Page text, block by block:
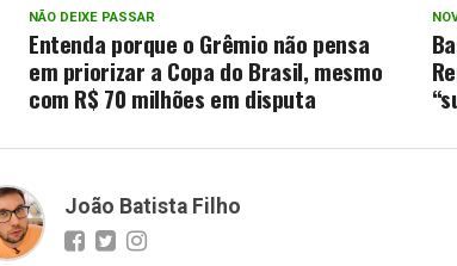
NÃO DEIXE PASSAR
Entenda porque o Grêmio não pensa
em priorizar a Copa do Brasil, mesmo
com R$ 70 milhões em disputa
João Batista Filho